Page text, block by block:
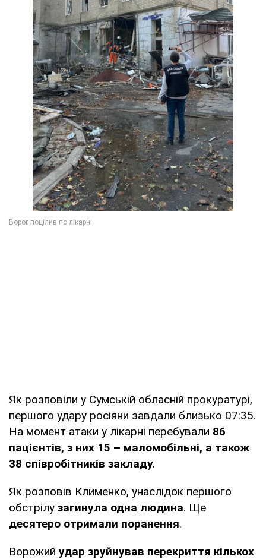
Як розповіли у Сумській обласній прокуратурі,
першого удару росіяни завдали близько 07:35.
На момент атаки у лікарні перебували 86
пацієнтів, з них 15 – маломобільні, а також
38 співробітників закладу.
Як розповів Клименко, унаслідок першого
обстрілу загинула одна людина. Ще
десятеро отримали поранення.
Ворожий удар зруйнував перекриття кількох